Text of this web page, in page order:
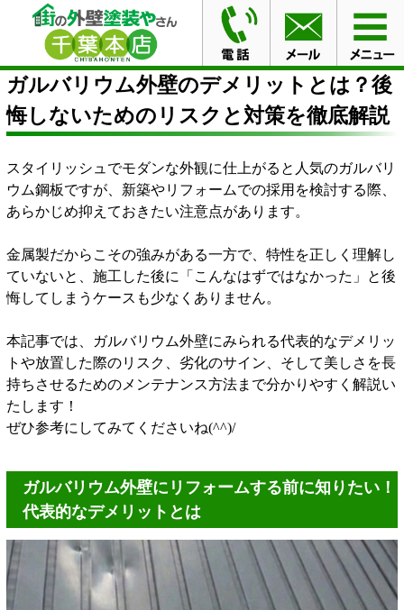
HOME ブログ
ガルバリウム外壁のデメリットとは？後
悔しないためのリスクと対策を徹底解説
ガルバリウム外壁のデメリットとは？後
悔しないためのリスクと対策を徹底解説
スタイリッシュでモダンな外観に仕上がると人気のガルバリ
ウム鋼板ですが、新築やリフォームでの採用を検討する際、
あらかじめ抑えておきたい注意点があります。
金属製だからこその強みがある一方で、特性を正しく理解し
ていないと、施工した後に「こんなはずではなかった」と後
悔してしまうケースも少なくありません。
本記事では、ガルバリウム外壁にみられる代表的なデメリッ
トや放置した際のリスク、劣化のサイン、そして美しさを長
持ちさせるためのメンテナンス方法まで分かりやすく解説い
たします！
ぜひ参考にしてみてくださいね(^^)/
ガルバリウム外壁にリフォームする前に知りたい！
代表的なデメリットとは